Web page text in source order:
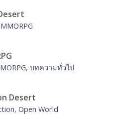
บทความทั่วไป
Desert
Open World